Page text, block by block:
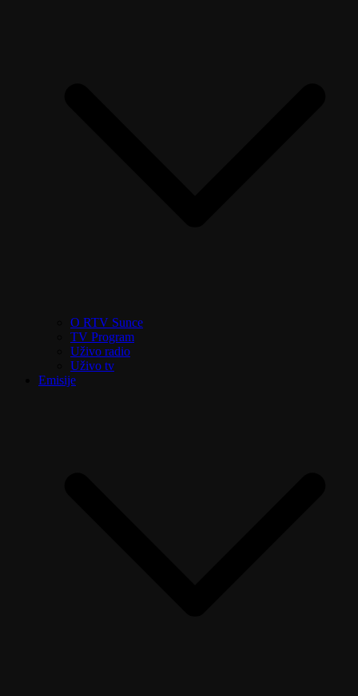
O RTV Sunce
TV Program
Uživo radio
Uživo tv
Emisije